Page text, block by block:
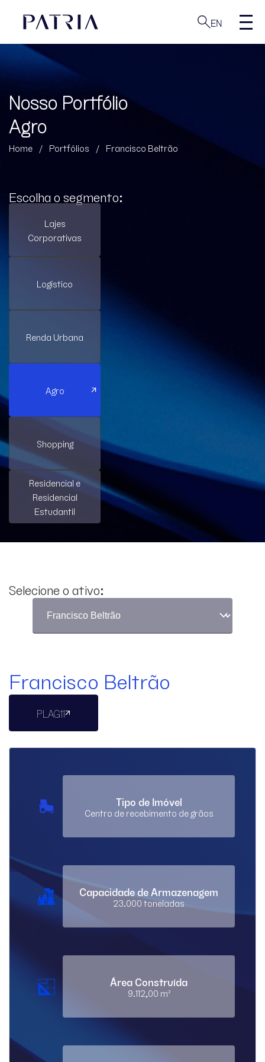
EN
Nosso Portfólio
Agro
Home / Portfólios / Francisco Beltrão
Escolha o segmento:
Lajes
Corporativas
Logístico
Renda Urbana
Agro
Shopping
Residencial e
Residencial
Estudantil
Selecione o ativo:
Francisco Beltrão
PLAG11
Tipo de Imóvel
Centro de recebimento de grãos
Capacidade de Armazenagem
23.000 toneladas
Área Construída
9.112,00 m²